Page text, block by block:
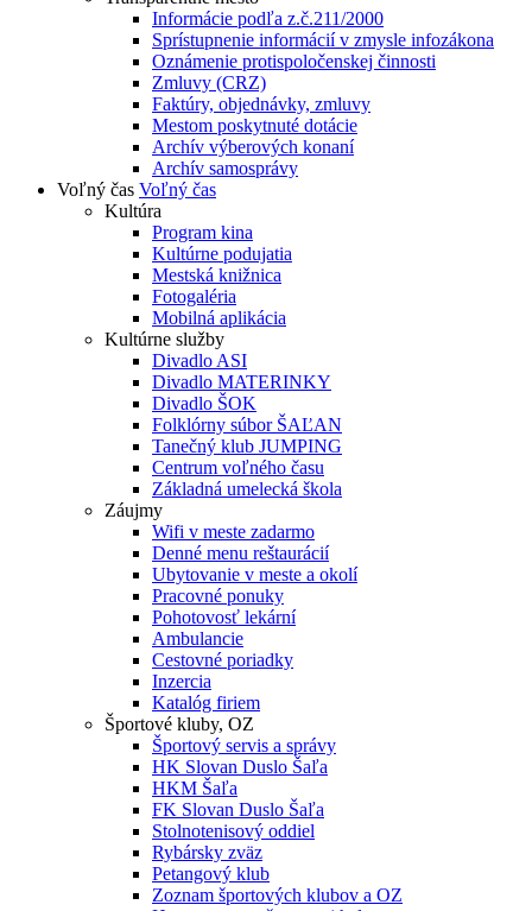
Informácie podľa z.č.211/2000
Sprístupnenie informácií v zmysle infozákona
Oznámenie protispoločenskej činnosti
Zmluvy (CRZ)
Faktúry, objednávky, zmluvy
Mestom poskytnuté dotácie
Archív výberových konaní
Archív samosprávy
Voľný čas Voľný čas
Kultúra
Program kina
Kultúrne podujatia
Mestská knižnica
Fotogaléria
Mobilná aplikácia
Kultúrne služby
Divadlo ASI
Divadlo MATERINKY
Divadlo ŠOK
Folklórny súbor ŠAĽAN
Tanečný klub JUMPING
Centrum voľného času
Základná umelecká škola
Záujmy
Wifi v meste zadarmo
Denné menu reštaurácií
Ubytovanie v meste a okolí
Pracovné ponuky
Pohotovosť lekární
Ambulancie
Cestovné poriadky
Inzercia
Katalóg firiem
Športové kluby, OZ
Športový servis a správy
HK Slovan Duslo Šaľa
HKM Šaľa
FK Slovan Duslo Šaľa
Stolnotenisový oddiel
Rybársky zväz
Petangový klub
Zoznam športových klubov a OZ